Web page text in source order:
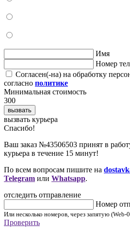
Имя
Номер
Согласен(-на) на обработку
согласно политике
Минимальная стоимость
300
вызвать
вызвать курьера
Cпасибо!
Ваш заказ №43506503 принят в
курьера в течение 15 минут!
По всем вопросам пишите на
Telegram или Whatsapp.
отследить отправление
Номер
Или несколько номеров, через запятую
Проверить